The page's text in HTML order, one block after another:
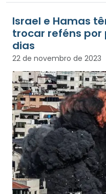
Israel e Hamas
trocar reféns por
dias
22 de novembro de 2023